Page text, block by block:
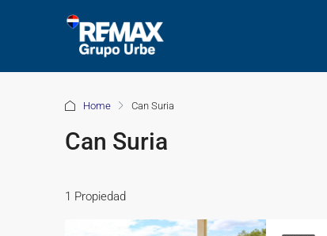
Home Can Suria
Can Suria
1 Propiedad